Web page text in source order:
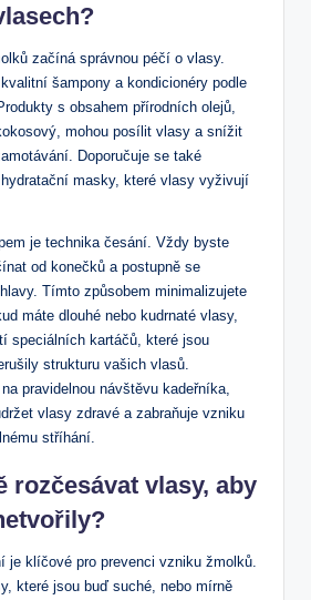
začíná správnou⁤ péčí ⁣o ⁣vlasy.
šampony a kondicionéry podle
s‌ obsahem ‌přírodních olejů,
mohou ​posílit vlasy⁤ a snížit
Doporučuje ⁤se‍ také
masky,⁢ které vlasy vyživují
je technika‌ česání. Vždy byste
‍od‌ konečků a postupně se
Tímto způsobem‌ minimalizujete
máte dlouhé ⁣nebo kudrnaté vlasy,
speciálních kartáčů,⁤ které⁤ jsou⁤
⁢strukturu vašich ⁤vlasů.
‍pravidelnou návštěvu kadeřníka,
vlasy ‍zdravé a​ zabraňuje vzniku
stříhání.
rozčesávat vlasy,⁢ aby
je​ klíčové pro​ prevenci ⁣vzniku žmolků.
které jsou buď suché, nebo mírně